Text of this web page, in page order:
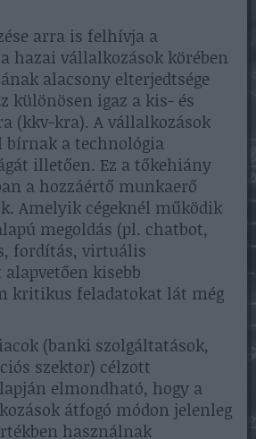
arra is felhívja a
hazai vállalkozások körében
alacsony elterjedtsége
különösen igaz a kis- és
(kkv-kra). A vállalkozások
bírnak a technológia
illetően. Ez a tőkehiány
a hozzáértő munkaerő
Amelyik cégeknél működik
megoldás (pl. chatbot,
fordítás, virtuális
kisebb
kritikus feladatokat lát még
(banki szolgáltatások,
szektor) célzott
elmondható, hogy a
átfogó módon jelenleg
használnak